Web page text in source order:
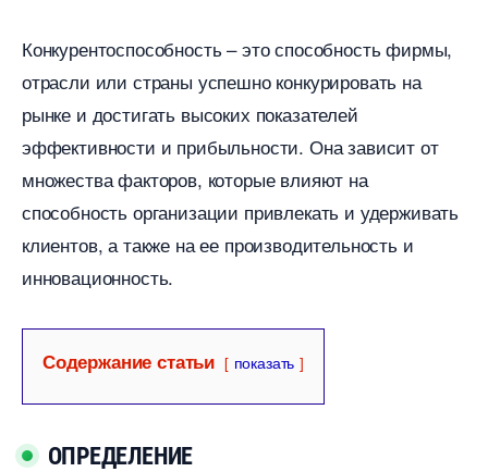
Конкурентоспособность – это способность фирмы,
отрасли или страны успешно конкурировать на
рынке и достигать высоких показателей
эффективности и прибыльности.​ Она зависит от
множества факторов, которые влияют на
способность организации привлекать и удерживать
клиентов, а также на ее производительность и
инновационность.​
Содержание статьи показать
ОПРЕДЕЛЕНИЕ